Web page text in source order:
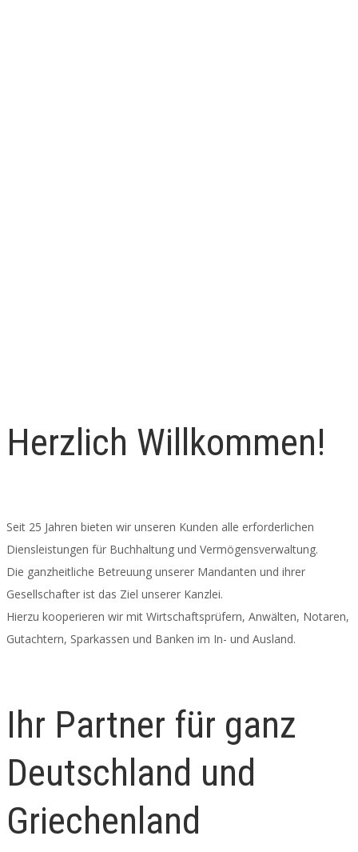
Herzlich Willkommen!
Seit 25 Jahren bieten wir unseren Kunden alle erforderlichen
Diensleistungen für Buchhaltung und Vermögensverwaltung.
Die ganzheitliche Betreuung unserer Mandanten und ihrer
Gesellschafter ist das Ziel unserer Kanzlei.
Hierzu kooperieren wir mit Wirtschaftsprüfern, Anwälten, Notaren,
Gutachtern, Sparkassen und Banken im In- und Ausland.
Ihr Partner für ganz
Deutschland und
Griechenland